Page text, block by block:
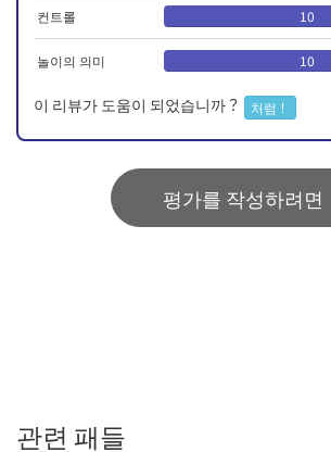
컨트롤 10
놀이의 의미 10
이 리뷰가 도움이 되었습니까？ 처럼！
평가를 작성하려면
관련 패들